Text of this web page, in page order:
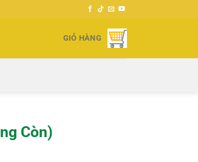
GIỎ HÀNG
Còn)